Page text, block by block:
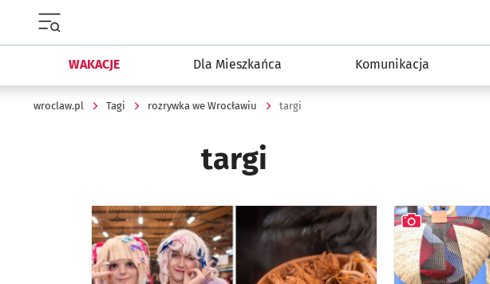
WAKACJE Dla Mieszkańca Komunikacja
wroclaw.pl Tagi rozrywka we Wrocławiu targi
targi